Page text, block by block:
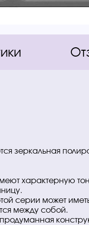
зеркальная
характерную
серии может
между собой.